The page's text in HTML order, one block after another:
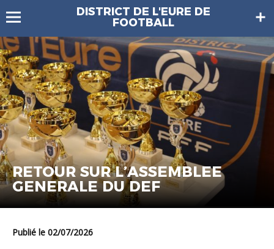
DISTRICT DE L'EURE DE
FOOTBALL
RETOUR SUR L’ASSEMBLEE
GENERALE DU DEF
Publié le 02/07/2026